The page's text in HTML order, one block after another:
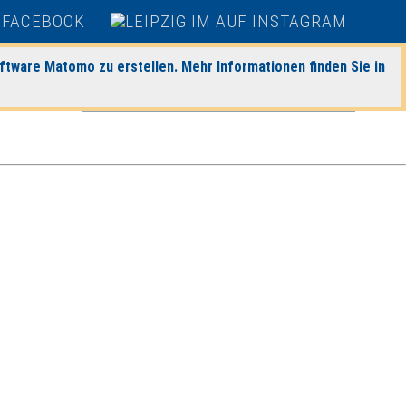
Matomo zu erstellen. Mehr Informationen finden Sie in
heute|morgen|Detaillierte Suche